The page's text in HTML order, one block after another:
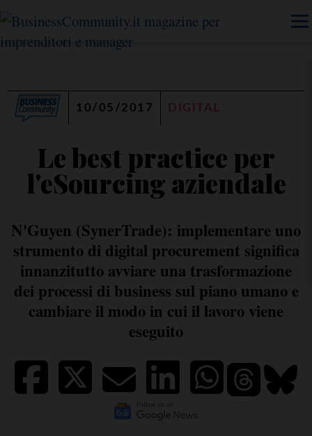
10/05/2017 DIGITAL
Le best practice per
l'eSourcing aziendale
N'Guyen (SynerTrade): implementare uno
strumento di digital procurement significa
innanzitutto avviare una trasformazione
dei processi di business sul piano umano e
cambiare il modo in cui il lavoro viene
eseguito